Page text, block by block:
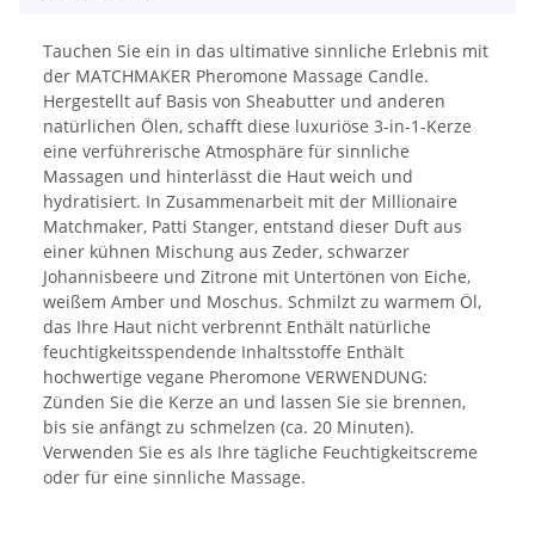
Tauchen Sie ein in das ultimative sinnliche Erlebnis mit
der MATCHMAKER Pheromone Massage Candle.
Hergestellt auf Basis von Sheabutter und anderen
natürlichen Ölen, schafft diese luxuriöse 3-in-1-Kerze
eine verführerische Atmosphäre für sinnliche
Massagen und hinterlässt die Haut weich und
hydratisiert. In Zusammenarbeit mit der Millionaire
Matchmaker, Patti Stanger, entstand dieser Duft aus
einer kühnen Mischung aus Zeder, schwarzer
Johannisbeere und Zitrone mit Untertönen von Eiche,
weißem Amber und Moschus. Schmilzt zu warmem Öl,
das Ihre Haut nicht verbrennt Enthält natürliche
feuchtigkeitsspendende Inhaltsstoffe Enthält
hochwertige vegane Pheromone VERWENDUNG:
Zünden Sie die Kerze an und lassen Sie sie brennen,
bis sie anfängt zu schmelzen (ca. 20 Minuten).
Verwenden Sie es als Ihre tägliche Feuchtigkeitscreme
oder für eine sinnliche Massage.